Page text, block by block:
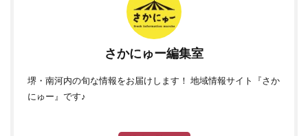
さかにゅー編集室
堺・南河内の旬な情報をお届けします！ 地域情報サイト『さか
にゅー』です♪